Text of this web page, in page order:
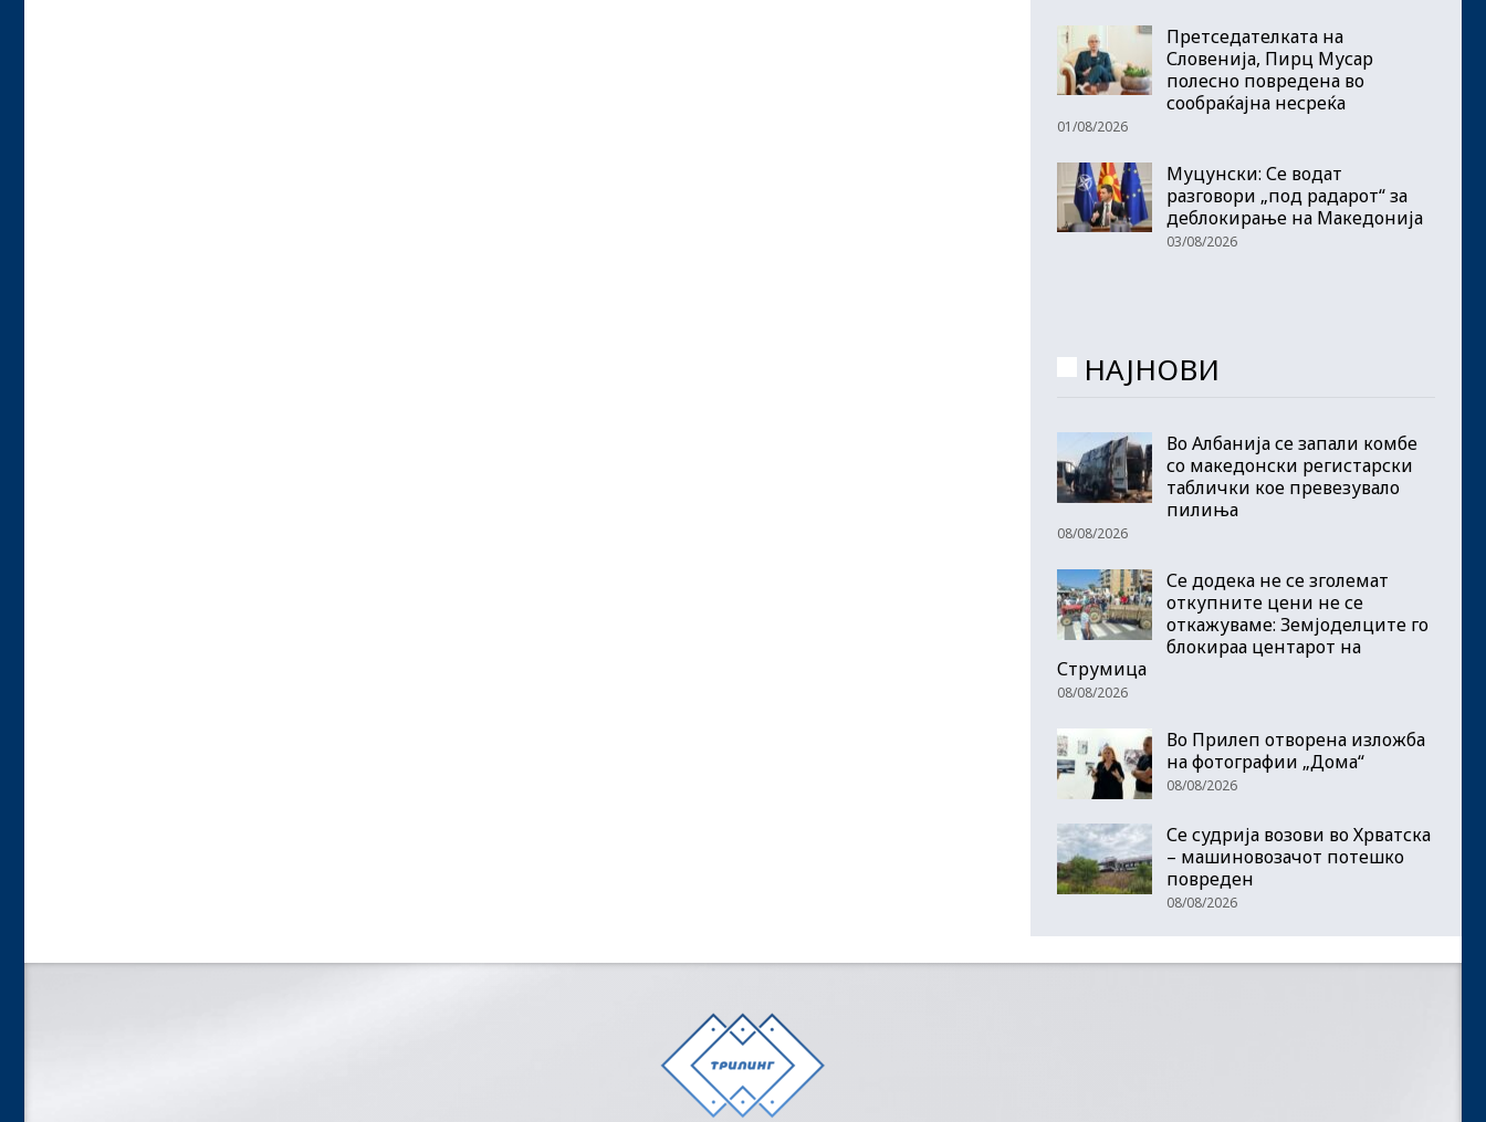
Претседателката на
Словенија, Пирц Мусар
полесно повредена во
сообраќајна несреќа
01/08/2026
Муцунски: Се водат
разговори „под радарот“ за
деблокирање на Македонија
03/08/2026
НАЈНОВИ
Во Албанија се запали комбе
со македонски регистарски
таблички кое превезувало
пилиња
08/08/2026
Се додека не се зголемат
откупните цени не се
откажуваме: Земјоделците го
блокираа центарот на
Струмица
08/08/2026
Во Прилеп отворена изложба
на фотографии „Дома“
08/08/2026
Се судрија возови во Хрватска
– машиновозачот потешко
повреден
08/08/2026